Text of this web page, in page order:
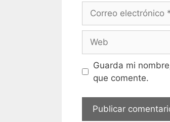
electrónico
Guarda mi
que comente.